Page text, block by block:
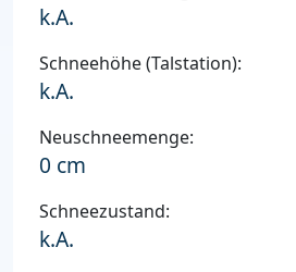
k.A.
Schneehöhe (Talstation):
k.A.
Neuschneemenge:
0 cm
Schneezustand:
k.A.